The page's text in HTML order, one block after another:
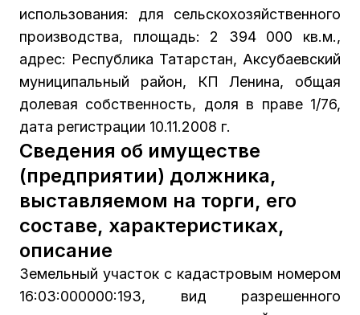
использования: для сельскохозяйственного
производства, площадь: 2 394 000 кв.м.,
адрес: Республика Татарстан, Аксубаевский
муниципальный район, КП Ленина, общая
долевая собственность, доля в праве 1/76,
дата регистрации 10.11.2008 г.
Сведения об имуществе
(предприятии) должника,
выставляемом на торги, его
составе, характеристиках,
описание
Земельный участок с кадастровым номером
16:03:000000:193, вид разрешенного